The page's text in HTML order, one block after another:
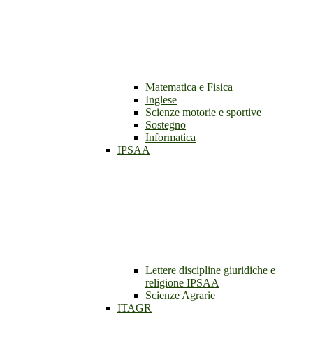
Matematica e Fisica
Inglese
Scienze motorie e sportive
Sostegno
Informatica
IPSAA
Lettere discipline giuridiche e
religione IPSAA
Scienze Agrarie
ITAGR